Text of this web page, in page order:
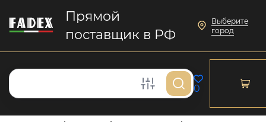
Прямой
поставщик в РФ
Выберите
город
0